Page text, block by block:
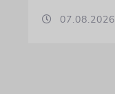
07.08.2026